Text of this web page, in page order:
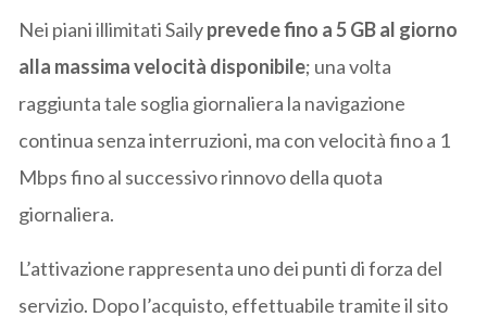
Nei piani illimitati Sailyprevede fino a 5 GB al giorno
alla massima velocità disponibile; una volta
raggiunta tale soglia giornaliera la navigazione
continua senza interruzioni, ma con velocità fino a 1
Mbps fino al successivo rinnovo della quota
giornaliera.
L’attivazione rappresenta uno dei punti di forza del
servizio. Dopo l’acquisto, effettuabile tramite il sito